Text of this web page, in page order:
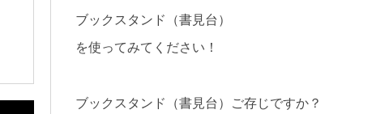
ブックスタンド（書見台）
を使ってみてください！
ブックスタンド（書見台）ご存じですか？